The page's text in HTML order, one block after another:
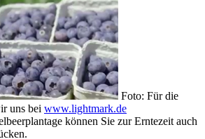
Foto: Für die
uns bei www.lightmark.de
können Sie zur Erntezeit auch